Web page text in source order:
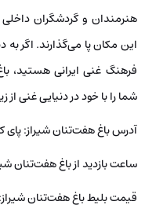
هنرمندان و گردشگران
این مکان پا می‌گذارند. اگر به
فرهنگ غنی ایرانی هستید،
شما را با خود در دنیایی غنی
آدرس باغ هفت‌تنان شیراز: پای
ساعت بازدید از باغ هفت‌تنان شیراز: از ۹
قیمت بلیط باغ هفت‌تنان شیراز: ۲۰ هزار